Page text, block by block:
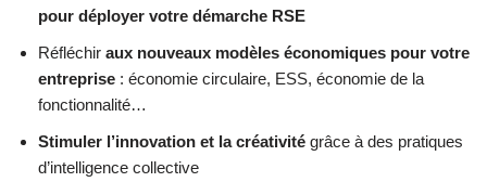
pour déployer votre démarche RSE
Réfléchir aux nouveaux modèles économiques pour votre
entreprise : économie circulaire, ESS, économie de la
fonctionnalité…
Stimuler l’innovation et la créativité grâce à des pratiques
d’intelligence collective